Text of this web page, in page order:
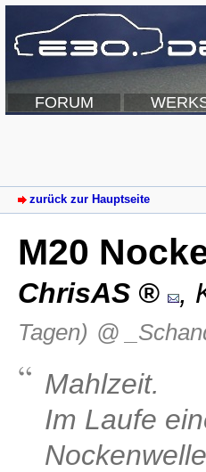
FORUM
zurück zur Hauptseite
M20
ChrisAS ,
Tagen) @
Mahlzeit.
Im Laufe